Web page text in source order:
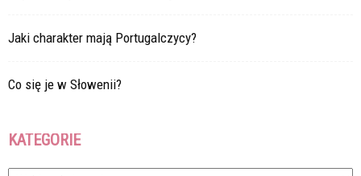
Jaki charakter mają Portugalczycy?
Co się je w Słowenii?
KATEGORIE
Kategorie